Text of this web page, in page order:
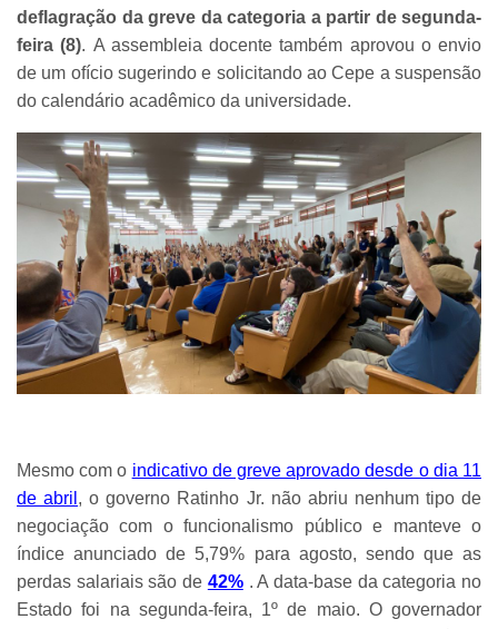
deflagração da greve da categoria a partir de segunda-
feira (8). A assembleia docente também aprovou o envio
de um ofício sugerindo e solicitando ao Cepe a suspensão
do calendário acadêmico da universidade.
Mesmo com o indicativo de greve aprovado desde o dia 11
de abril , o governo Ratinho Jr. não abriu nenhum tipo de
negociação com o funcionalismo público e manteve o
índice anunciado de 5,79% para agosto, sendo que as
perdas salariais são de 42%. A data-base da categoria no
Estado foi na segunda-feira, 1º de maio. O governador